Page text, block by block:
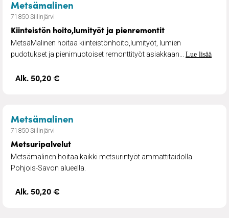
Metsämalinen
71850 Siilinjärvi
Kiinteistön hoito,lumityöt ja pienremontit
MetsäMalinen hoitaa kiinteistönhoito,lumityöt, lumien
pudotukset ja pienimuotoiset remonttityöt asiakkaan... Lue lisää
Alk. 50,20 €
Metsämalinen
71850 Siilinjärvi
Metsuripalvelut
Metsämalinen hoitaa kaikki metsurintyöt ammattitaidolla
Pohjois-Savon alueella.
Alk. 50,20 €